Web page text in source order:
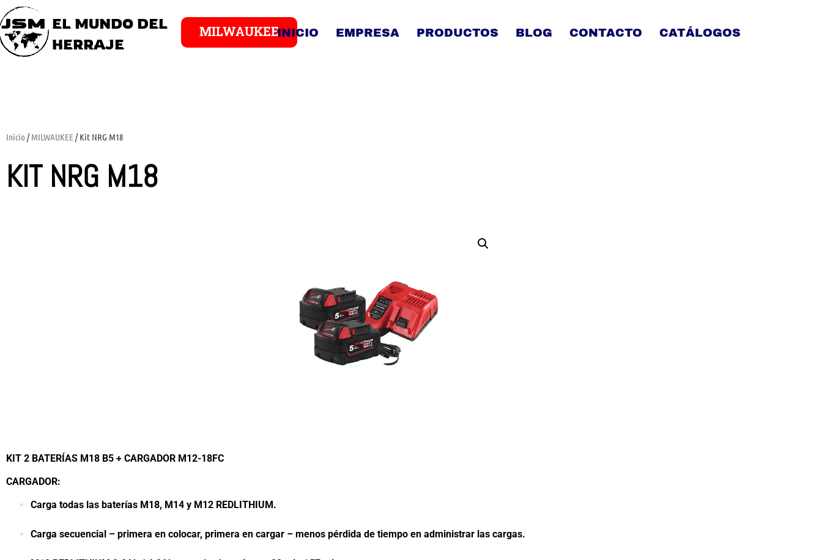
EL MUNDO DEL
HERRAJE
MILWAUKEEINICIO EMPRESA PRODUCTOS BLOG CONTACTO CATÁLOGOS
Inicio /MILWAUKEE / Kit NRG M18
KIT NRG M18
KIT 2 BATERÍAS M18 B5 + CARGADOR M12-18FC
CARGADOR:
Carga todas las baterías M18, M14 y M12 REDLITHIUM.
Carga secuencial – primera en colocar, primera en cargar – menos pérdida de tiempo en administrar las cargas.